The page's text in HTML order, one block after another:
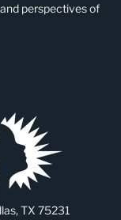
perspectives of
TX 75231